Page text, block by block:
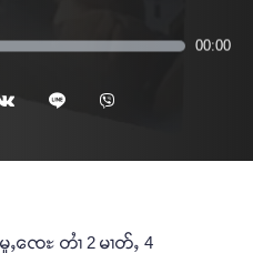
00:00
ႇၸေႊ တၢႆ 2 မၢတ်ႇ 4